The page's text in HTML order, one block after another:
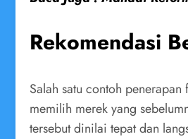
Rekomendasi
Salah satu contoh
memilih merek yang
tersebut dinilai tepat dan